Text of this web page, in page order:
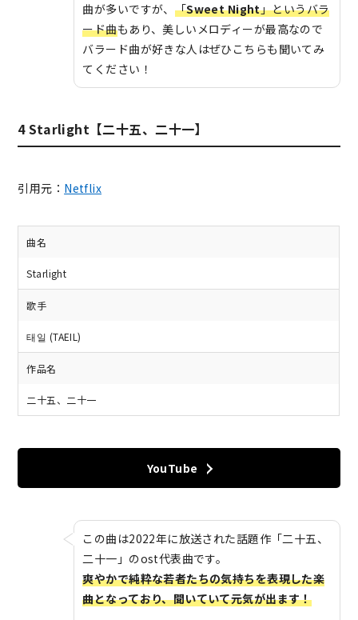
曲が多いですが、 「Sweet Night」というバラ
ード曲もあり、美しいメロディーが最高なので
バラード曲が好きな人はぜひこちらも聞いてみ
てください！
4 Starlight【二十五、二十一】
引用元： Netflix
曲名
Starlight
歌手
태일 (TAEIL)
作品名
二十五、二十一
YouTube
この曲は2022年に放送された話題作「二十五、
二十一」のost代表曲です。
爽やかで純粋な若者たちの気持ちを表現した楽
曲となっており、聞いていて元気が出ます！